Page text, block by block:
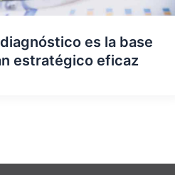
es la base
estratégico eficaz